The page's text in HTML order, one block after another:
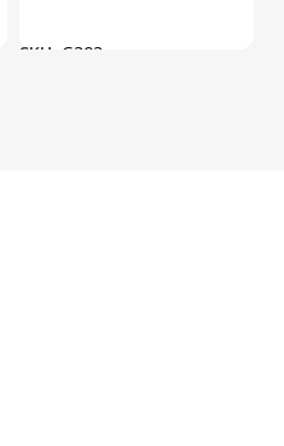
SKU: G303